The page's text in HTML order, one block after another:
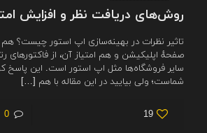
روش‌های دریافت نظر و افزایش
تاثیر نظرات در بهینه‌سازی اپ استور چیست؟ هم
صفحهٔ اپلیکیشن و هم امتیاز آن، از فاکتورهای
سایر فروشگاه‌ها مثل اپ استور است. این پاسخ
شماست؛ ولی بیایید در این مقاله با هم […]
19
0